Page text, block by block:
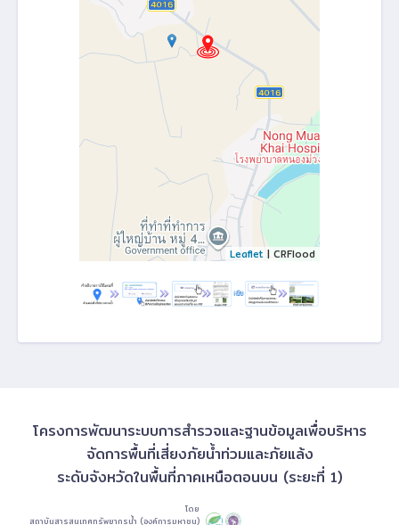
Leaflet | CRFlood
โครงการพัฒนาระบบการสำรวจและฐานข้อมูลเพื่อบริหาร
จัดการพื้นที่เสี่ยงภัยน้ำท่วมและภัยแล้ง
ระดับจังหวัดในพื้นที่ภาคเหนือตอนบน (ระยะที่ 1)
โดย
สถาบันสารสนเทศทรัพยากรน้ำ (องค์การมหาชน)